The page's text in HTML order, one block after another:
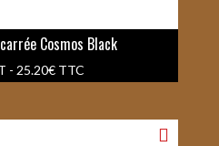
Cosmos Black
- 25.20€TTC